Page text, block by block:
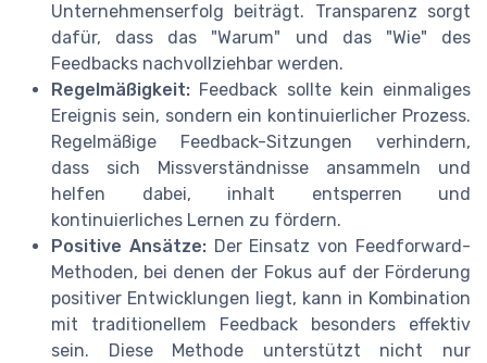
Unternehmenserfolg beiträgt. Transparenz sorgt
dafür, dass das "Warum" und das "Wie" des
Feedbacks nachvollziehbar werden.
Regelmäßigkeit: Feedback sollte kein einmaliges
Ereignis sein, sondern ein kontinuierlicher Prozess.
Regelmäßige Feedback-Sitzungen verhindern,
dass sich Missverständnisse ansammeln und
helfen dabei, inhalt entsperren und
kontinuierliches Lernen zu fördern.
Positive Ansätze: Der Einsatz von Feedforward-
Methoden, bei denen der Fokus auf der Förderung
positiver Entwicklungen liegt, kann in Kombination
mit traditionellem Feedback besonders effektiv
sein. Diese Methode unterstützt nicht nur